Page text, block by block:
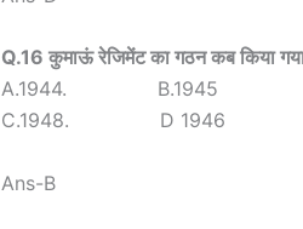
Q.16 कुमाऊं रेजिमेंट का गठन कब किया
A.1944. B.1945
C.1948. D 1946
Ans-B